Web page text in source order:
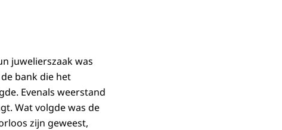
juwelierszaak was
bank die het
Evenals weerstand
Wat volgde was de
zijn geweest,